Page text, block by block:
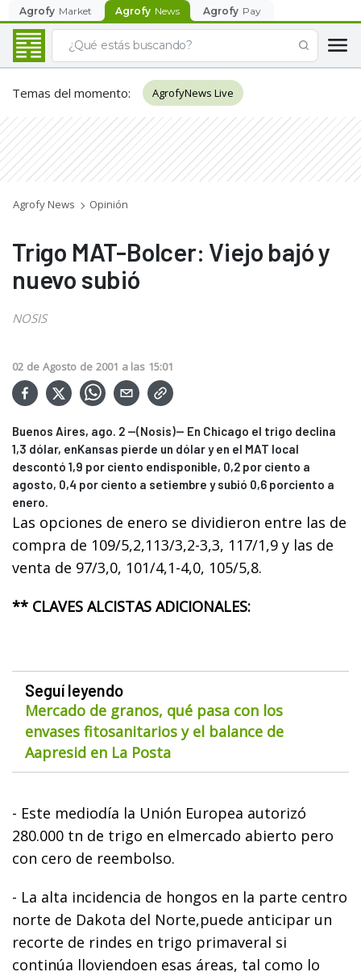
Agrofy Market Agrofy News Agrofy Pay
Temas del momento: AgrofyNews Live
Agrofy News Opinión
Trigo MAT-Bolcer: Viejo bajó y
nuevo subió
NOSIS
02 de Agosto de 2001 a las 15:01
Buenos Aires, ago. 2 --(Nosis)-- En Chicago el trigo declina
1,3 dólar, enKansas pierde un dólar y en el MAT local
descontó 1,9 por ciento endisponible, 0,2 por ciento a
agosto, 0,4 por ciento a setiembre y subió 0,6 porciento a
enero.
Las opciones de enero se dividieron entre las de
compra de 109/5,2,113/3,2-3,3, 117/1,9 y las de
venta de 97/3,0, 101/4,1-4,0, 105/5,8.
** CLAVES ALCISTAS ADICIONALES:
Seguí leyendo
Mercado de granos, qué pasa con los
envases fitosanitarios y el balance de
Aapresid en La Posta
- Este mediodía la Unión Europea autorizó
280.000 tn de trigo en elmercado abierto pero
con cero de reembolso.
- La alta incidencia de hongos en la parte centro
norte de Dakota del Norte,puede anticipar un
recorte de rindes en trigo primaveral si
continúa lloviendoen esas áreas, tal como lo